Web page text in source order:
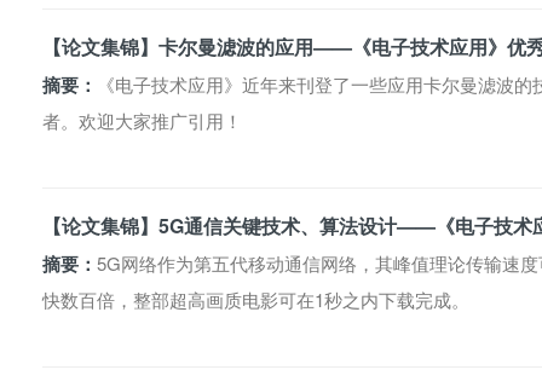
【论文集锦】卡尔曼滤波的应用——《电子技术应用》优
摘要：
《电子技术应用》近年来刊登了一些应用卡尔曼滤波
者。欢迎大家推广引用！
【论文集锦】5G通信关键技术、算法设计——《电子技术
摘要： 5G网络作为第五代移动通信网络，其峰值理论传输速
快数百倍，整部超高画质电影可在1秒之内下载完成。